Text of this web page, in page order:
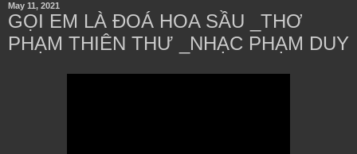
May 11, 2021
GỌI EM LÀ ĐOÁ HOA SẦU _THƠ
PHẠM THIÊN THƯ _NHẠC PHẠM DUY